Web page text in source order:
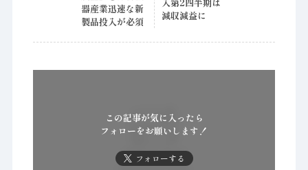
器産業迅速な新
製品投入が必須
減収減益に
この記事が気に入ったら
フォローをお願いします！
フォローする